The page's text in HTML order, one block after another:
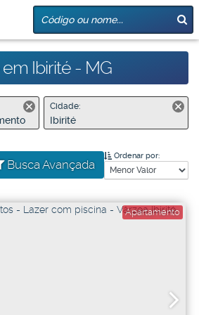
Ibirité - MG
Cidade:
Ibirité
Busca Avançada
Ordenar por:
Apartamento